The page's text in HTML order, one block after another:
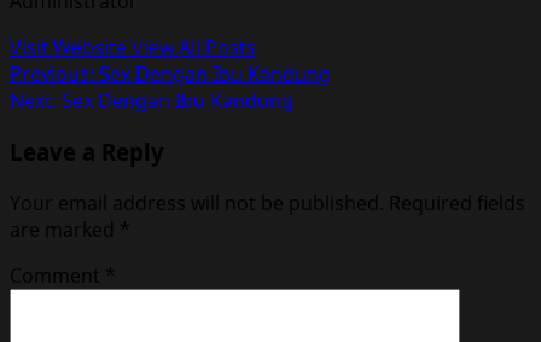
Visit WebsiteView All Posts
Post
navigation
Previous: Sex Dengan Ibu Kandung
Next: Sex Dengan Ibu Kandung
Leave a Reply
Your email address will not be published. Required fields
are marked *
Comment *